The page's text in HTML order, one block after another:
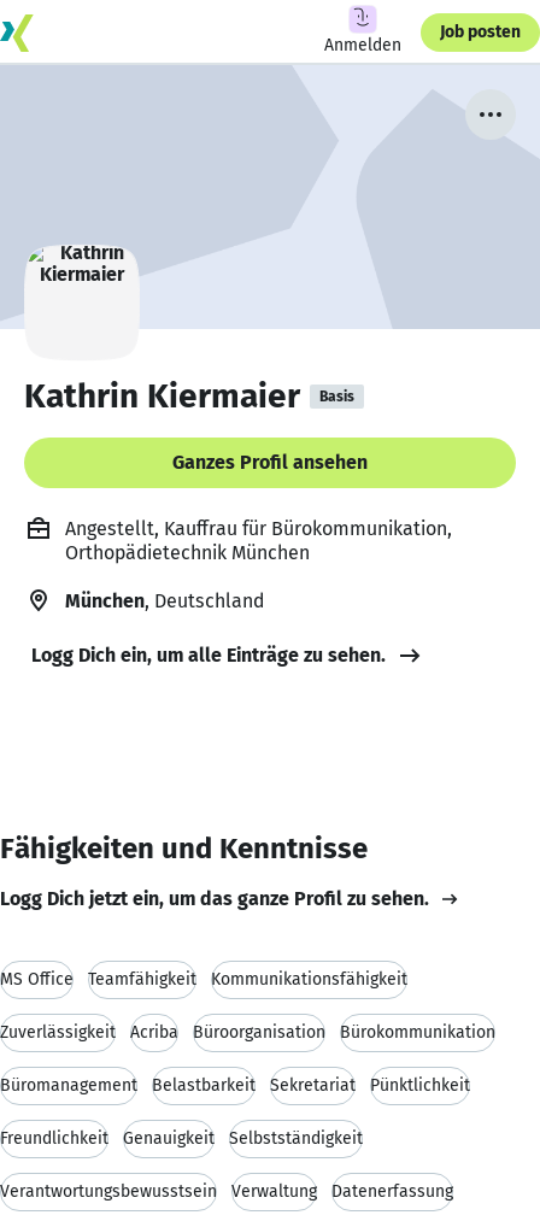
Anmelden
Job posten
Kathrin Kiermaier Basis
Ganzes Profil ansehen
Angestellt, Kauffrau für Bürokommunikation,
Orthopädietechnik München
München, Deutschland
Logg Dich ein, um alle Einträge zu sehen.
Fähigkeiten und Kenntnisse
Logg Dich jetzt ein, um das ganze Profil zu sehen.
MS Office Teamfähigkeit Kommunikationsfähigkeit
Zuverlässigkeit Acriba Büroorganisation Bürokommunikation
Büromanagement Belastbarkeit Sekretariat Pünktlichkeit
Freundlichkeit Genauigkeit Selbstständigkeit
Verantwortungsbewusstsein Verwaltung Datenerfassung